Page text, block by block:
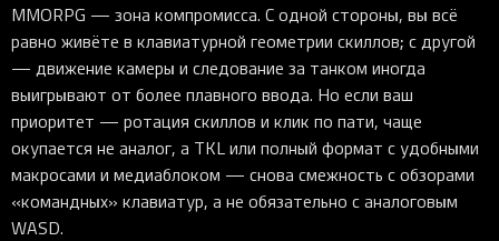
MMORPG — зона компромисса. С одной стороны, вы всё
равно живёте в клавиатурной геометрии скиллов; с другой
— движение камеры и следование за танком иногда
выигрывают от более плавного ввода. Но если ваш
приоритет — ротация скиллов и клик по пати, чаще
окупается не аналог, а TKL или полный формат с удобными
макросами и медиаблоком — снова смежность с обзорами
«командных» клавиатур, а не обязательно с аналоговым
WASD.